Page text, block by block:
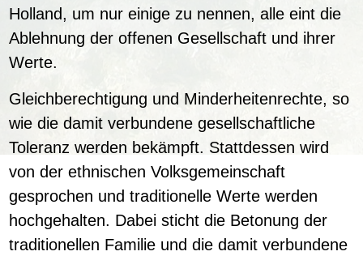
Holland, um nur einige zu nennen, alle eint die
Ablehnung der offenen Gesellschaft und ihrer
Werte.
Gleichberechtigung und Minderheitenrechte, so
wie die damit verbundene gesellschaftliche
Toleranz werden bekämpft. Stattdessen wird
von der ethnischen Volksgemeinschaft
gesprochen und traditionelle Werte werden
hochgehalten. Dabei sticht die Betonung der
traditionellen Familie und die damit verbundene